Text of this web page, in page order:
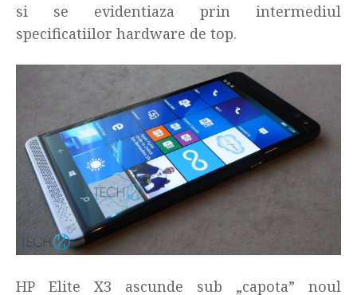
si se evidentiaza prin intermediul
specificatiilor hardware de top.
HP Elite X3 ascunde sub „capota” noul